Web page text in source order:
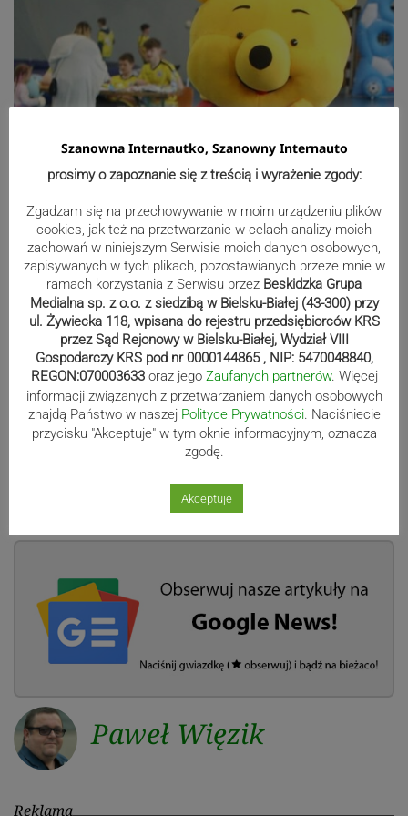
Paweł Więzik
Reklama
Szanowna Internautko, Szanowny Internauto
prosimy o zapoznanie się z treścią i wyrażenie zgody:
Zgadzam się na przechowywanie w moim urządzeniu plików
cookies, jak też na przetwarzanie w celach analizy moich
zachowań w niniejszym Serwisie moich danych osobowych,
zapisywanych w tych plikach, pozostawianych przeze mnie w
ramach korzystania z Serwisu przez Beskidzka Grupa
Medialna sp. z o.o. z siedzibą w Bielsku-Białej (43-300) przy
ul. Żywiecka 118, wpisana do rejestru przedsiębiorców KRS
przez Sąd Rejonowy w Bielsku-Białej, Wydział VIII
Gospodarczy KRS pod nr 0000144865 , NIP: 5470048840,
REGON:070003633 oraz jego Zaufanych partnerów. Więcej
informacji związanych z przetwarzaniem danych osobowych
znajdą Państwo w naszej Polityce Prywatności. Naciśniecie
przycisku "Akceptuje" w tym oknie informacyjnym, oznacza
zgodę.
Akceptuje